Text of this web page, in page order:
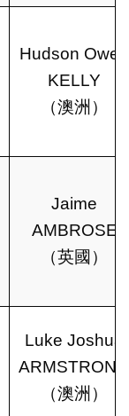
Hudson Owen
KELLY
（澳洲）
Jaime
AMBROSE
（英國）
Luke Joshua
（澳洲）